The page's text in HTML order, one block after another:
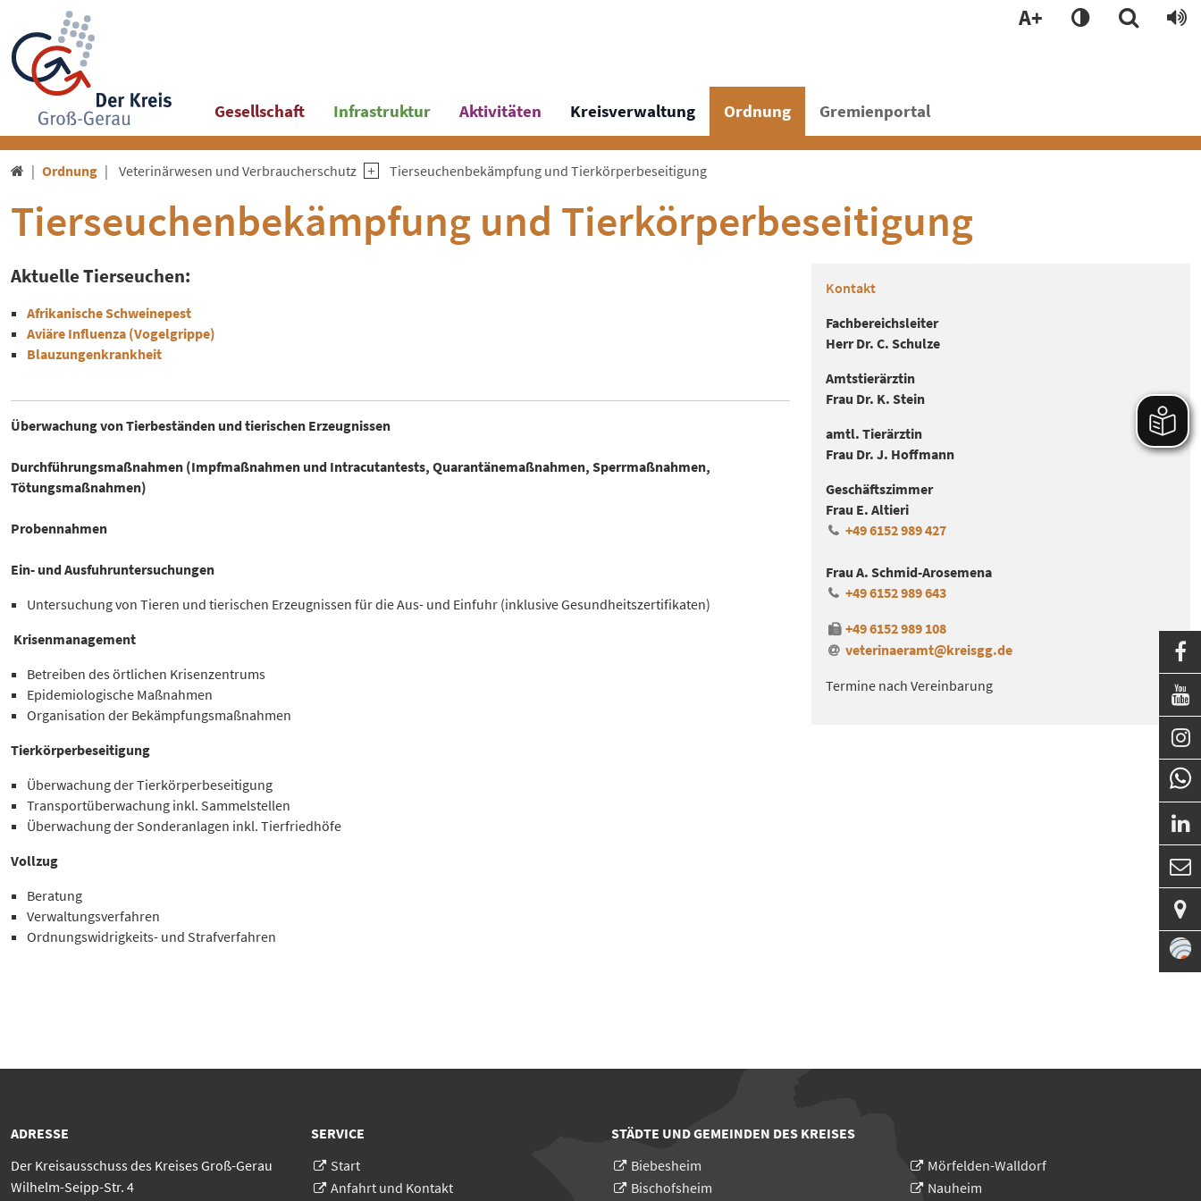
A+
Gesellschaft Infrastruktur Aktivitäten Kreisverwaltung Ordnung Gremienportal
 Ordnung Veterinärwesen und Verbraucherschutz Tierseuchenbekämpfung und Tierkörperbeseitigung
Tierseuchenbekämpfung und Tierkörperbeseitigung
Aktuelle Tierseuchen:
Afrikanische Schweinepest
Aviäre Influenza (Vogelgrippe)
Blauzungenkrankheit
Überwachung von Tierbeständen und tierischen Erzeugnissen
Durchführungsmaßnahmen (Impfmaßnahmen und Intracutantests, Quarantänemaßnahmen, Sperrmaßnahmen,
Tötungsmaßnahmen)
Probennahmen
Ein- und Ausfuhruntersuchungen
Untersuchung von Tieren und tierischen Erzeugnissen für die Aus- und Einfuhr (inklusive Gesundheitszertifikaten)
Krisenmanagement
Betreiben des örtlichen Krisenzentrums
Epidemiologische Maßnahmen
Organisation der Bekämpfungsmaßnahmen
Tierkörperbeseitigung
Überwachung der Tierkörperbeseitigung
Transportüberwachung inkl. Sammelstellen
Überwachung der Sonderanlagen inkl. Tierfriedhöfe
Vollzug
Beratung
Verwaltungsverfahren
Ordnungswidrigkeits- und Strafverfahren
Kontakt
Fachbereichsleiter
Herr Dr. C. Schulze
Amtstierärztin
Frau Dr. K. Stein
amtl. Tierärztin
Frau Dr. J. Hoffmann
Geschäftszimmer
Frau E. Altieri
+49 6152 989 427
Frau A. Schmid-Arosemena
+49 6152 989 643
+49 6152 989 108
veterinaeramt@kreisgg.de
Termine nach Vereinbarung
ADRESSE
Der Kreisausschuss des Kreises Groß-Gerau
Wilhelm-Seipp-Str. 4
SERVICE
Start
Anfahrt und Kontakt
STÄDTE UND GEMEINDEN DES KREISES
Biebesheim
Bischofsheim
Mörfelden-Walldorf
Nauheim





